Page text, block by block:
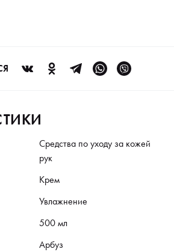
Средства по уходу за кожей
рук
Крем
Увлажнение
500 мл
Арбуз